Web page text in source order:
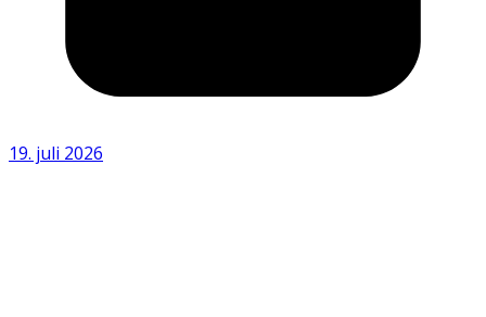
19. juli 2026